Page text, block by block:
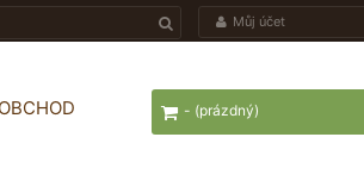
Můj účet
- (prázdný)